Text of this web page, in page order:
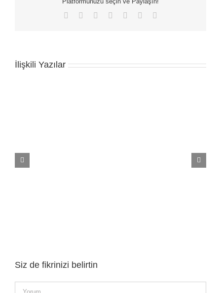
Facebook LinkedInWhatsApp
TumblrPinterest
İlişkili Yazılar
Siz de fikrinizi belirtin